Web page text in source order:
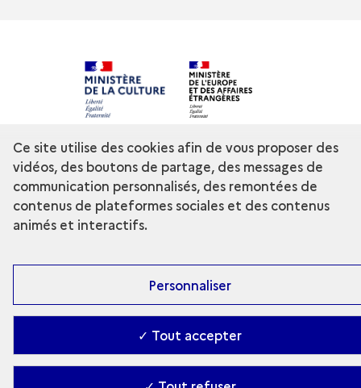
Contact - Accessibilité : Partiellement conforme
-
Gestion des cookies
Ministère de la Culture
Ce site utilise des cookies afin de vous proposer des
vidéos, des boutons de partage, des messages de
communication personnalisés, des remontées de
contenus de plateformes sociales et des contenus
animés et interactifs.
Personnaliser
✓ Tout accepter